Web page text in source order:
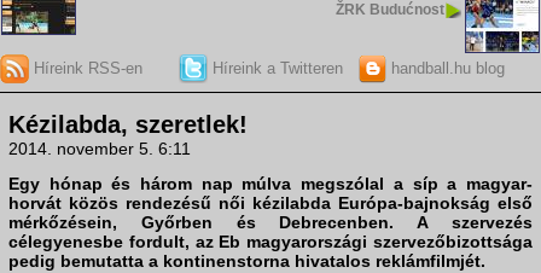
ŽRK Budućnost
Híreink RSS-en Híreink a Twitteren handball.hu blog
Kézilabda, szeretlek!
2014. november 5. 6:11
Egy hónap és három nap múlva megszólal a síp a magyar-
horvát közös rendezésű női kézilabda Európa-bajnokság első
mérkőzésein, Győrben és Debrecenben. A szervezés
célegyenesbe fordult, az Eb magyarországi szervezőbizottsága
pedig bemutatta a kontinenstorna hivatalos reklámfilmjét.